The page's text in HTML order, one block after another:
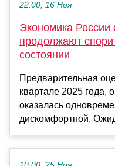
22:00, 16 Ноя
Экономика России
продолжают
состоянии
Предварительная
квартале 2025 года,
оказалась
дискомфортной.